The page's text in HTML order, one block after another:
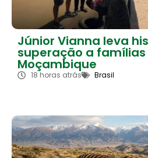
Júnior Vianna leva
superação a famílias
Moçambique
18 horas atrás Brasil